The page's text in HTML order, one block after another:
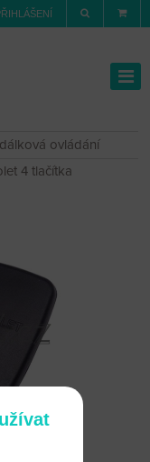
ovládání
4 tlačítka